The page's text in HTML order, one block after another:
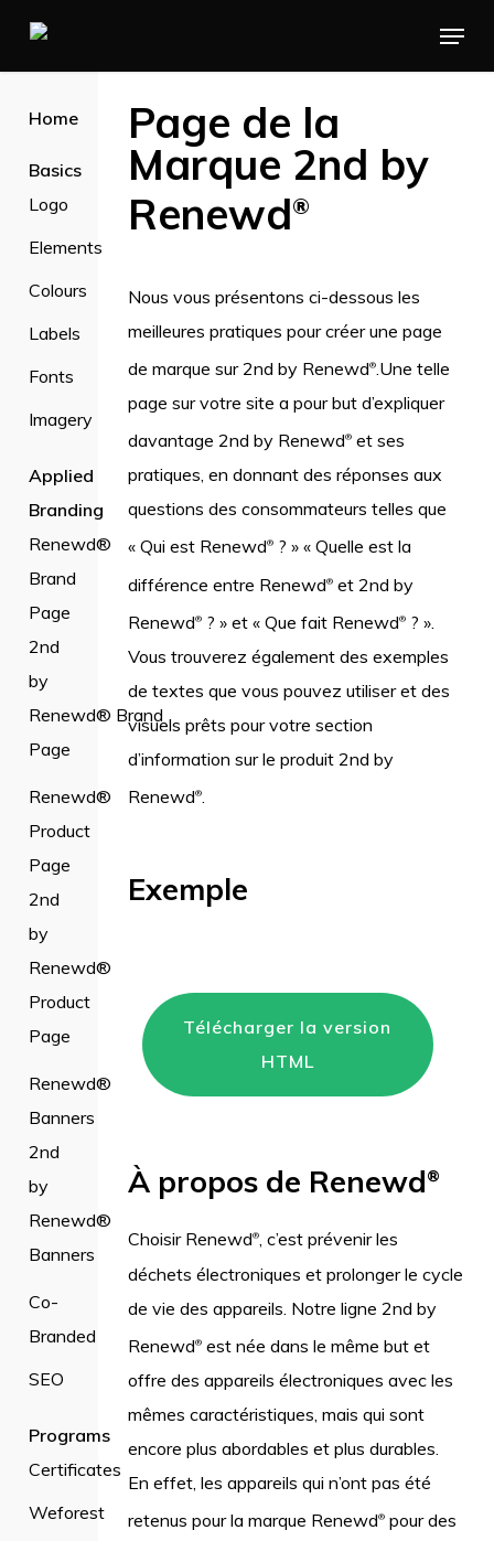
content
Menu
Home
Basics
Logo
Elements
Colours
Labels
Fonts
Imagery
Applied
Branding
Renewd®
Brand
Page
2nd
by
Renewd® Brand
Page
Renewd®
Product
Page
2nd
by
Renewd®
Product
Page
Renewd®
Banners
2nd
by
Renewd®
Banners
Co-
Branded
SEO
Programs
Certificates
Weforest
Page de la
Marque 2nd by
Renewd®
Nous vous présentons ci-dessous les
meilleures pratiques pour créer une page
de marque sur 2nd by Renewd®.Une telle
page sur votre site a pour but d’expliquer
davantage 2nd by Renewd®et ses
pratiques, en donnant des réponses aux
questions des consommateurs telles que
« Qui est Renewd®? » « Quelle est la
différence entre Renewd®et 2nd by
Renewd®? » et « Que fait Renewd®? ».
Vous trouverez également des exemples
de textes que vous pouvez utiliser et des
visuels prêts pour votre section
d’information sur le produit 2nd by
Renewd®.
Exemple
Télécharger la version
HTML
À propos de Renewd®
Choisir Renewd®, c’est prévenir les
déchets électroniques et prolonger le cycle
de vie des appareils. Notre ligne 2nd by
Renewd®est née dans le même but et
offre des appareils électroniques avec les
mêmes caractéristiques, mais qui sont
encore plus abordables et plus durables.
En effet, les appareils qui n’ont pas été
retenus pour la marque Renewd®pour des